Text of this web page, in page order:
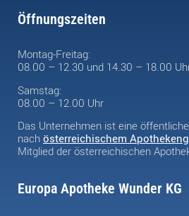
Öffnungszeiten
Montag-Freitag:
08.00 – 12.30 und 14.30 – 18.00
Samstag:
08.00 – 12.00 Uhr
Das Unternehmen ist eine
nach österreichischem
Mitglied der österreichischen
Europa Apotheke Wunder KG